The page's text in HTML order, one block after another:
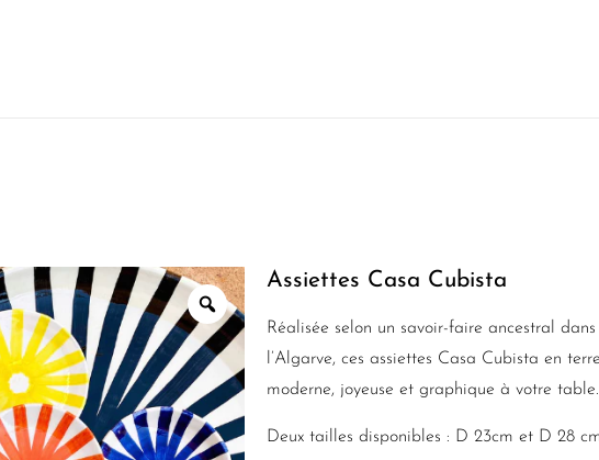
Assiettes Casa Cubista
Réalisée selon un savoir-faire ancestral
l’Algarve, ces assiettes Casa Cubista en
moderne, joyeuse et graphique à votre table.
Deux tailles disponibles : D 23cm et D 28